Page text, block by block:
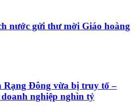
nước gửi thư mời Giáo hoàng
Rạng Đông vừa bị truy tố –
nghiệp nghìn tỷ